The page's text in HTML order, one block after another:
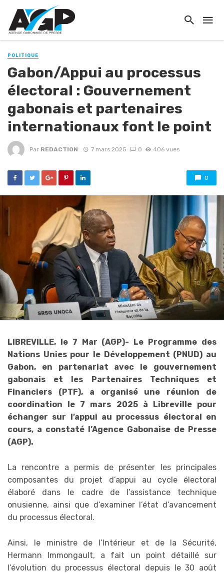
POLITIQUE
Gabon/Appui au processus
électoral : Gouvernement
gabonais et partenaires
internationaux font le point
Par REDACTION 7 mars 2025 0 406 vues
0
LIBREVILLE, le 7 Mar (AGP)- Le Programme des
Nations Unies pour le Développement (PNUD) au
Gabon, en partenariat avec le gouvernement
gabonais et les Partenaires Techniques et
Financiers (PTF), a organisé une réunion de
coordination le 7 mars 2025 à Libreville pour
échanger sur l’appui au processus électoral en
cours, a constaté l’Agence Gabonaise de Presse
(AGP).
La rencontre a permis de présenter les principales
composantes du projet d’appui au cycle électoral
élaboré dans le cadre de l’assistance technique
onusienne, ainsi que d’examiner l’état d’avancement
du processus électoral.
Ainsi, le ministre de l’Intérieur et de la Sécurité,
Hermann Immongault, a fait un point détaillé sur
l’évolution du processus électoral depuis le 30 août